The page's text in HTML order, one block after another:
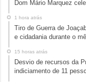
Dom Mário Marquez
1 hora atrás
Tiro de Guerra de
e cidadania durante o
15 horas atrás
Desvio de recursos da
indiciamento de 11